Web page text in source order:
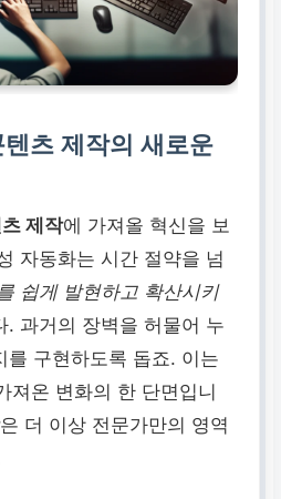
츠 제작의 새로운
제작에 가져올 혁신을 보
자동화는 시간 절약을 넘
쉽게 발현하고 확산시키
. 과거의 장벽을 허물어 누
를 구현하도록 돕죠. 이는
져온 변화의 한 단면입니
은 더 이상 전문가만의 영역